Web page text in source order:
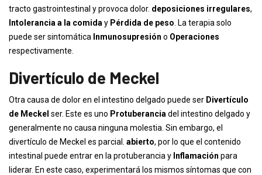
tracto gastrointestinal y provoca dolor. deposiciones irregulares,
Intolerancia a la comida y Pérdida de peso . La terapia solo
puede ser sintomática Inmunosupresión o Operaciones
respectivamente.
Divertículo de Meckel
Otra causa de dolor en el intestino delgado puede ser Divertículo
de Meckel ser. Este es uno Protuberancia del intestino delgado y
generalmente no causa ninguna molestia. Sin embargo, el
divertículo de Meckel es parcial. abierto, por lo que el contenido
intestinal puede entrar en la protuberancia y Inflamación para
liderar. En este caso, experimentará los mismos síntomas que con